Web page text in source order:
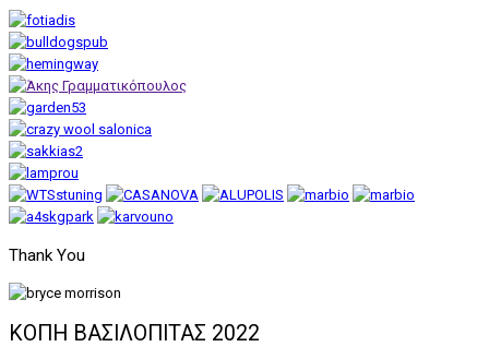
Thank You
ΚΟΠΗ ΒΑΣΙΛΟΠΙΤΑΣ 2022